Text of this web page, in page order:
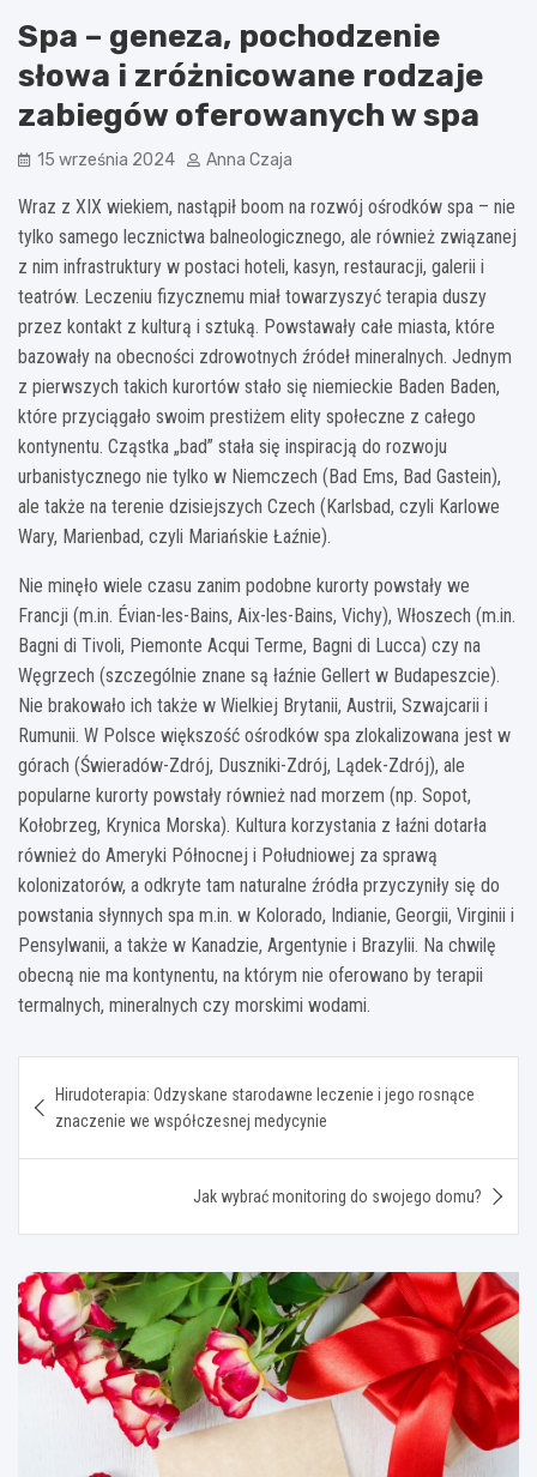
Spa – geneza, pochodzenie
słowa i zróżnicowane rodzaje
zabiegów oferowanych w spa
15 września 2024 Anna Czaja
Wraz z XIX wiekiem, nastąpił boom na rozwój ośrodków spa – nie
tylko samego lecznictwa balneologicznego, ale również związanej
z nim infrastruktury w postaci hoteli, kasyn, restauracji, galerii i
teatrów. Leczeniu fizycznemu miał towarzyszyć terapia duszy
przez kontakt z kulturą i sztuką. Powstawały całe miasta, które
bazowały na obecności zdrowotnych źródeł mineralnych. Jednym
z pierwszych takich kurortów stało się niemieckie Baden Baden,
które przyciągało swoim prestiżem elity społeczne z całego
kontynentu. Cząstka „bad” stała się inspiracją do rozwoju
urbanistycznego nie tylko w Niemczech (Bad Ems, Bad Gastein),
ale także na terenie dzisiejszych Czech (Karlsbad, czyli Karlowe
Wary, Marienbad, czyli Mariańskie Łaźnie).
Nie minęło wiele czasu zanim podobne kurorty powstały we
Francji (m.in. Évian-les-Bains, Aix-les-Bains, Vichy), Włoszech (m.in.
Bagni di Tivoli, Piemonte Acqui Terme, Bagni di Lucca) czy na
Węgrzech (szczególnie znane są łaźnie Gellert w Budapeszcie).
Nie brakowało ich także w Wielkiej Brytanii, Austrii, Szwajcarii i
Rumunii. W Polsce większość ośrodków spa zlokalizowana jest w
górach (Świeradów-Zdrój, Duszniki-Zdrój, Lądek-Zdrój), ale
popularne kurorty powstały również nad morzem (np. Sopot,
Kołobrzeg, Krynica Morska). Kultura korzystania z łaźni dotarła
również do Ameryki Północnej i Południowej za sprawą
kolonizatorów, a odkryte tam naturalne źródła przyczyniły się do
powstania słynnych spa m.in. w Kolorado, Indianie, Georgii, Virginii i
Pensylwanii, a także w Kanadzie, Argentynie i Brazylii. Na chwilę
obecną nie ma kontynentu, na którym nie oferowano by terapii
termalnych, mineralnych czy morskimi wodami.
wpisu
Hirudoterapia: Odzyskane starodawne leczenie i jego rosnące
znaczenie we współczesnej medycynie
Jak wybrać monitoring do swojego domu?